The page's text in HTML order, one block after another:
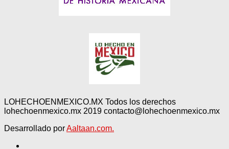
LOHECHOENMEXICO.MX Todos los derechos
lohechoenmexico.mx 2019 contacto@lohechoenmexico.mx
Desarrollado porAaltaan.com.